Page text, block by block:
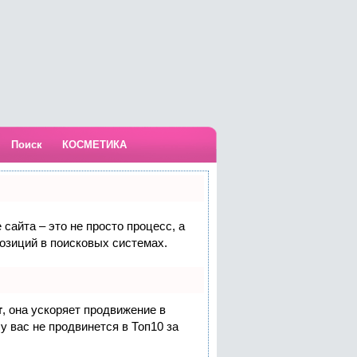
Поиск КОСМЕТИКА
– это не просто процесс, а
в поисковых системах.
, она ускоряет продвижение в
вас не продвинется в Топ10 за